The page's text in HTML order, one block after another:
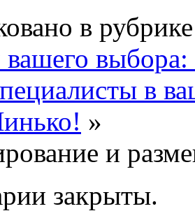
в
в
»
и
закрыты.